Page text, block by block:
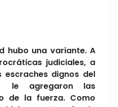
hubo una variante. A
judiciales, a
escraches dignos del
le agregaron las
de la fuerza. Como